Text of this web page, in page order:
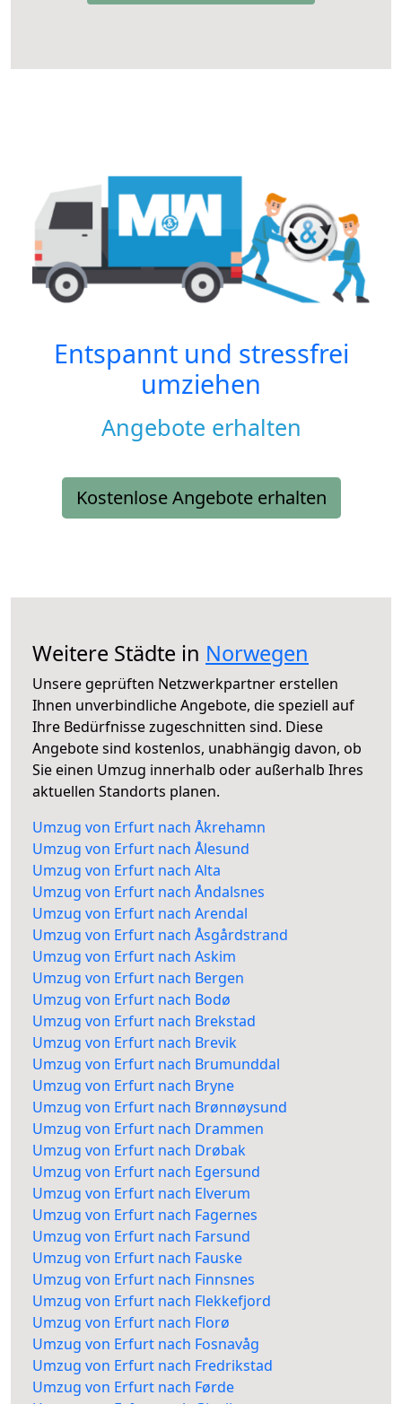
Entspannt und stressfrei
umziehen
Angebote erhalten
Kostenlose Angebote erhalten
Weitere Städte in Norwegen
Unsere geprüften Netzwerkpartner erstellen
Ihnen unverbindliche Angebote, die speziell auf
Ihre Bedürfnisse zugeschnitten sind. Diese
Angebote sind kostenlos, unabhängig davon, ob
Sie einen Umzug innerhalb oder außerhalb Ihres
aktuellen Standorts planen.
Umzug von Erfurt nach Åkrehamn
Umzug von Erfurt nach Ålesund
Umzug von Erfurt nach Alta
Umzug von Erfurt nach Åndalsnes
Umzug von Erfurt nach Arendal
Umzug von Erfurt nach Åsgårdstrand
Umzug von Erfurt nach Askim
Umzug von Erfurt nach Bergen
Umzug von Erfurt nach Bodø
Umzug von Erfurt nach Brekstad
Umzug von Erfurt nach Brevik
Umzug von Erfurt nach Brumunddal
Umzug von Erfurt nach Bryne
Umzug von Erfurt nach Brønnøysund
Umzug von Erfurt nach Drammen
Umzug von Erfurt nach Drøbak
Umzug von Erfurt nach Egersund
Umzug von Erfurt nach Elverum
Umzug von Erfurt nach Fagernes
Umzug von Erfurt nach Farsund
Umzug von Erfurt nach Fauske
Umzug von Erfurt nach Finnsnes
Umzug von Erfurt nach Flekkefjord
Umzug von Erfurt nach Florø
Umzug von Erfurt nach Fosnavåg
Umzug von Erfurt nach Fredrikstad
Umzug von Erfurt nach Førde